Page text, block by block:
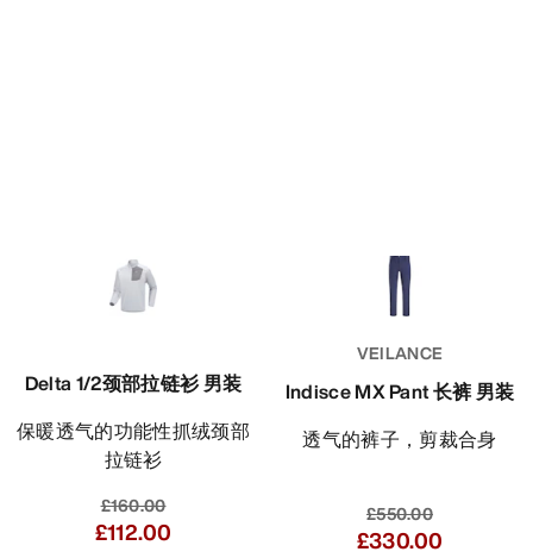
Delta 1/2颈部拉链衫 男装
保暖透气的功能性抓绒颈部
拉链衫
£160.00
£112.00
VEILANCE
Indisce MX Pant 长裤 男装
透气的裤子，剪裁合身
£550.00
£330.00